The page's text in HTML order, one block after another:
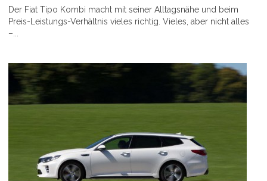
Der Fiat Tipo Kombi macht mit seiner Alltagsnähe und beim
Preis-Leistungs-Verhältnis vieles richtig. Vieles, aber nicht alles
–...